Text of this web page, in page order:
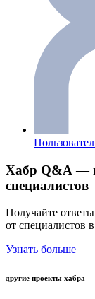
Хабр Q&A —
специалистов
Получайте
от специалистов
Узнать больше
другие проекты хабра